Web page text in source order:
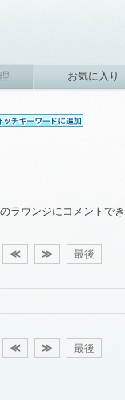
お気に入り
ラウンジにコメントで
≪ ≫ 最後
≪ ≫ 最後